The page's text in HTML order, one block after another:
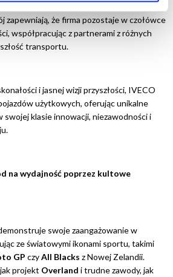
opcjonalne pliki cookie,
wszystkie ciasteczka".
się więcej i/lub wybrać, jakie
cookie może używać ta strona,
można wprowadzać w każdej
zapewniają, że firma pozostaje w czołówce
współpracując z partnerami z różnych
transportu.
i jasnej wizji przyszłości, IVECO
użytkowych, oferując unikalne
swojej klasie innowacji, niezawodności i
na wydajność poprzez kultowe
swoje zaangażowanie w
ze światowymi ikonami sportu, takimi
GP czyAll Blacks z Nowej Zelandii.
projekt Overland i trudne zawody, jak